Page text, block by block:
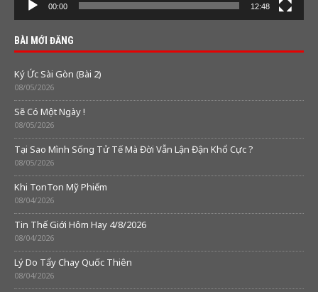
00:00 12:48
BÀI MỚI ĐĂNG
Ký Ức Sài Gòn (Bài 2)
08/05/2026
Sẽ Có Một Ngày !
08/05/2026
Tại Sao Mình Sống Tử Tế Mà Đời Vẫn Lận Đận Khổ Cực ?
08/05/2026
Khi TonTon Mỹ Phiếm
08/04/2026
Tin Thế Giới Hôm Hay 4/8/2026
08/04/2026
Lý Do Tẩy Chay Quốc Thiên
08/04/2026